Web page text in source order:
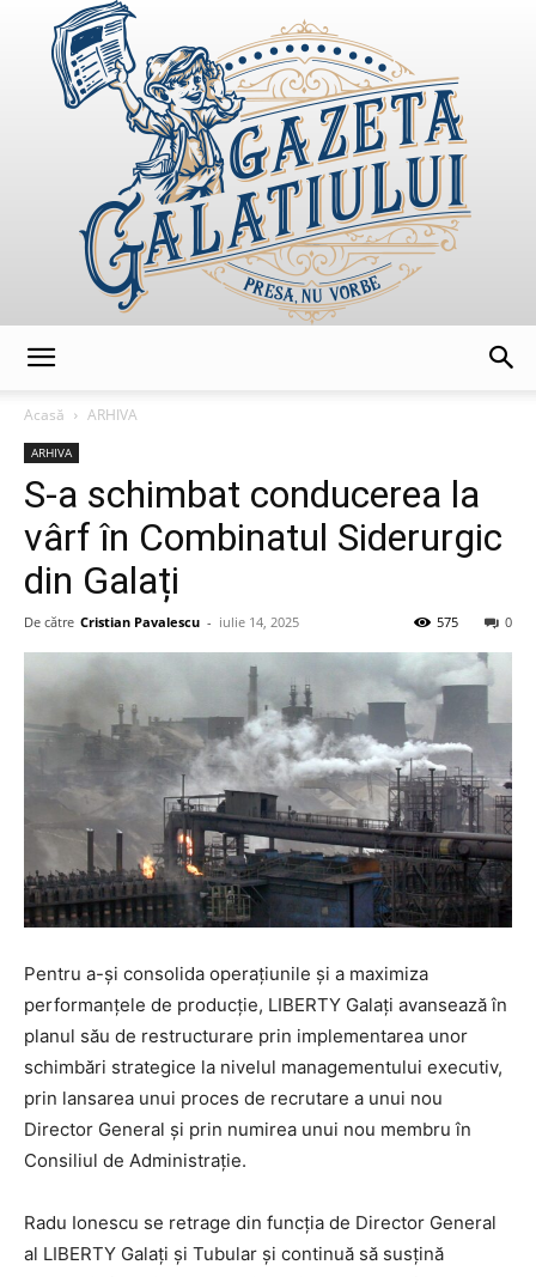
Acasă
ARHIVA
ARHIVA
S-a schimbat conducerea la
vârf în Combinatul Siderurgic
din Galați
De către Cristian Pavalescu - iulie 14, 2025 0
575
Pentru a-și consolida operațiunile și a maximiza
performanțele de producție, LIBERTY Galați avansează în
planul său de restructurare prin implementarea unor
schimbări strategice la nivelul managementului executiv,
prin lansarea unui proces de recrutare a unui nou
Director General și prin numirea unui nou membru în
Consiliul de Administrație.
Radu Ionescu se retrage din funcția de Director General
al LIBERTY Galați și Tubular și continuă să susțină